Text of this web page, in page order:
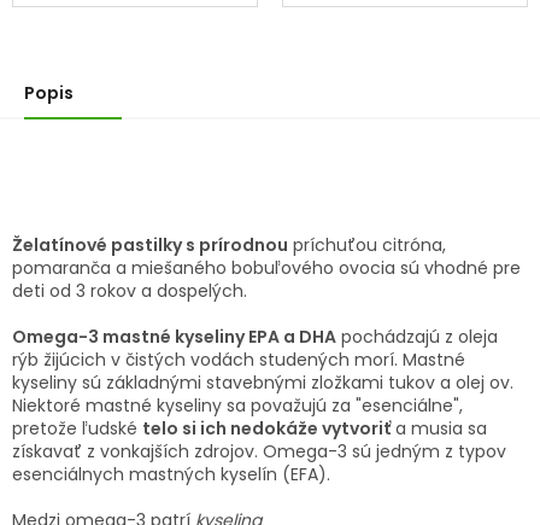
z
Popis
Želatínové pastilky s prírodnou príchuťou citróna,
pomaranča a miešaného bobuľového ovocia sú vhodné pre
deti od 3 rokov a dospelých.
Omega-3 mastné kyseliny EPA a DHA pochádzajú z oleja
rýb žijúcich v čistých vodách studených morí. Mastné
kyseliny sú základnými stavebnými zložkami tukov a olej ov.
Niektoré mastné kyseliny sa považujú za "esenciálne",
pretože ľudské telo si ich nedokáže vytvoriťa musia sa
získavať z vonkajších zdrojov. Omega-3 sú jedným z typov
esenciálnych mastných kyselín (EFA).
Medzi omega-3 patrí kyselina